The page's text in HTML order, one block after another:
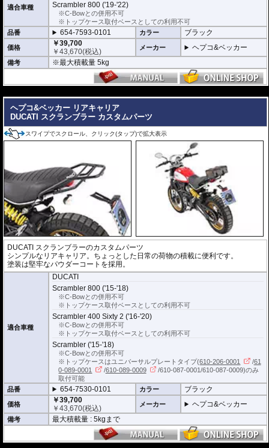
適合車種
Scrambler 800 ('19-'22)
※C-Bowとの併用不可
※トップケース取付ベースとしての利用不可
品番
654-7593-0101 カラー ブラック
価格
￥39,700
￥43,670(税込) メーカー ヘプコ&ベッカー
備考 ※最大積載量 5kg
ヘプコ&ベッカー リアキャリア
DUCATI スクランブラー カスタムパーツ
スワイプでスクロール、クリック(タップ)で拡大表示
DUCATI スクランブラーのカスタムパーツ
シンプルなリアキャリア。ちょっとした日常の荷物の積載に便利です。
塗装は堅牢なパウダーコートを採用。
適合車種
DUCATI
Scrambler 800 ('15-'18)
※C-Bowとの併用不可
※トップケース取付ベースとしての利用不可
Scrambler 400 Sixty 2 ('16-'20)
※C-Bowとの併用不可
※トップケース取付ベースとしての利用不可
Scrambler ('15-'18)
※C-Bowとの併用不可
※トップケースはユニバーサルプレートタイプ(610-206-0001 /61
0-089-0001
/610-089-0009
/610-087-0001/610-087-0009)のみ
取付可能
品番
654-7530-0101 カラー ブラック
価格
￥39,700
￥43,670(税込) メーカー ヘプコ&ベッカー
備考 最大積載量 : 5kgまで